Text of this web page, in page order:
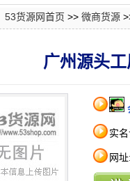
53货源网首页 >> 微商货源
广州源头
实名
网址: